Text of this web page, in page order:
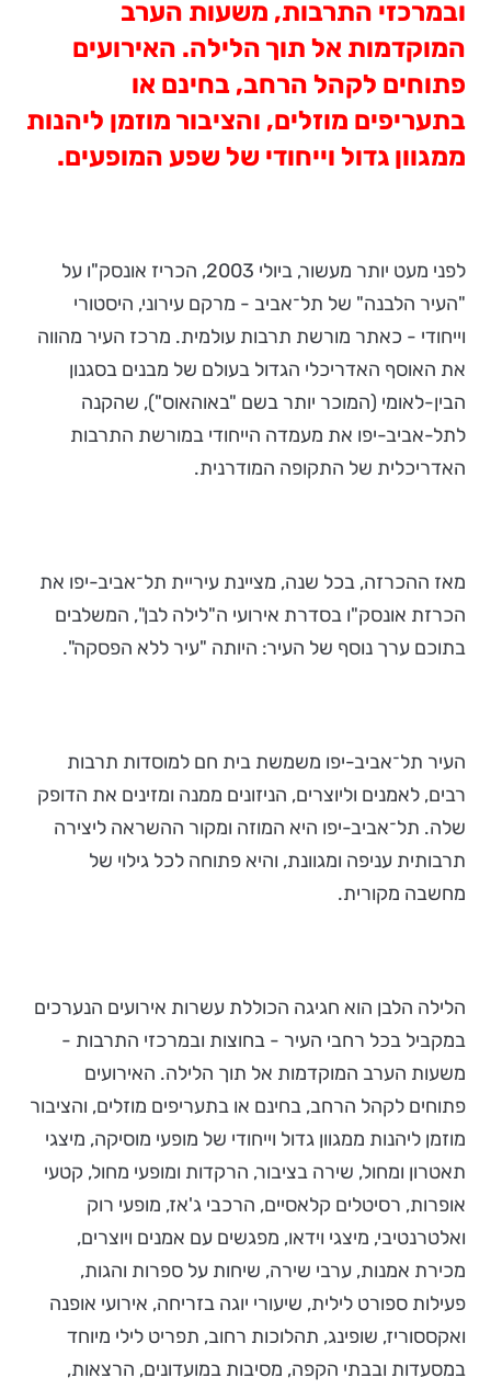
ובמרכזי התרבות, משעות הערב
המוקדמות אל תוך הלילה. האירועים
פתוחים לקהל הרחב, בחינם או
בתעריפים מוזלים, והציבור מוזמן ליהנות
ממגוון גדול וייחודי של שפע המופעים.
לפני מעט יותר מעשור, ביולי 2003, הכריז אונסק"ו על
"העיר הלבנה" של תל־אביב - מרקם עירוני, היסטורי
וייחודי - כאתר מורשת תרבות עולמית. מרכז העיר מהווה
את האוסף האדריכלי הגדול בעולם של מבנים בסגנון
הבין-לאומי (המוכר יותר בשם "באוהאוס"), שהקנה
לתל-אביב-יפו את מעמדה הייחודי במורשת התרבות
האדריכלית של התקופה המודרנית.
מאז ההכרזה, בכל שנה, מציינת עיריית תל־אביב-יפו את
הכרזת אונסק"ו בסדרת אירועי ה"לילה לבן", המשלבים
בתוכם ערך נוסף של העיר: היותה "עיר ללא הפסקה".
העיר תל־אביב-יפו משמשת בית חם למוסדות תרבות
רבים, לאמנים וליוצרים, הניזונים ממנה ומזינים את הדופק
שלה. תל־אביב-יפו היא המוזה ומקור ההשראה ליצירה
תרבותית עניפה ומגוונת, והיא פתוחה לכל גילוי של
מחשבה מקורית.
הלילה הלבן הוא חגיגה הכוללת עשרות אירועים הנערכים
במקביל בכל רחבי העיר - בחוצות ובמרכזי התרבות -
משעות הערב המוקדמות אל תוך הלילה. האירועים
פתוחים לקהל הרחב, בחינם או בתעריפים מוזלים, והציבור
מוזמן ליהנות ממגוון גדול וייחודי של מופעי מוסיקה, מיצגי
תאטרון ומחול, שירה בציבור, הרקדות ומופעי מחול, קטעי
אופרות, רסיטלים קלאסיים, הרכבי ג'אז, מופעי רוק
ואלטרנטיבי, מיצגי וידאו, מפגשים עם אמנים ויוצרים,
מכירת אמנות, ערבי שירה, שיחות על ספרות והגות,
פעילות ספורט לילית, שיעורי יוגה בזריחה, אירועי אופנה
ואקססוריז, שופינג, תהלוכות רחוב, תפריט לילי מיוחד
במסעדות ובבתי הקפה, מסיבות במועדונים, הרצאות,